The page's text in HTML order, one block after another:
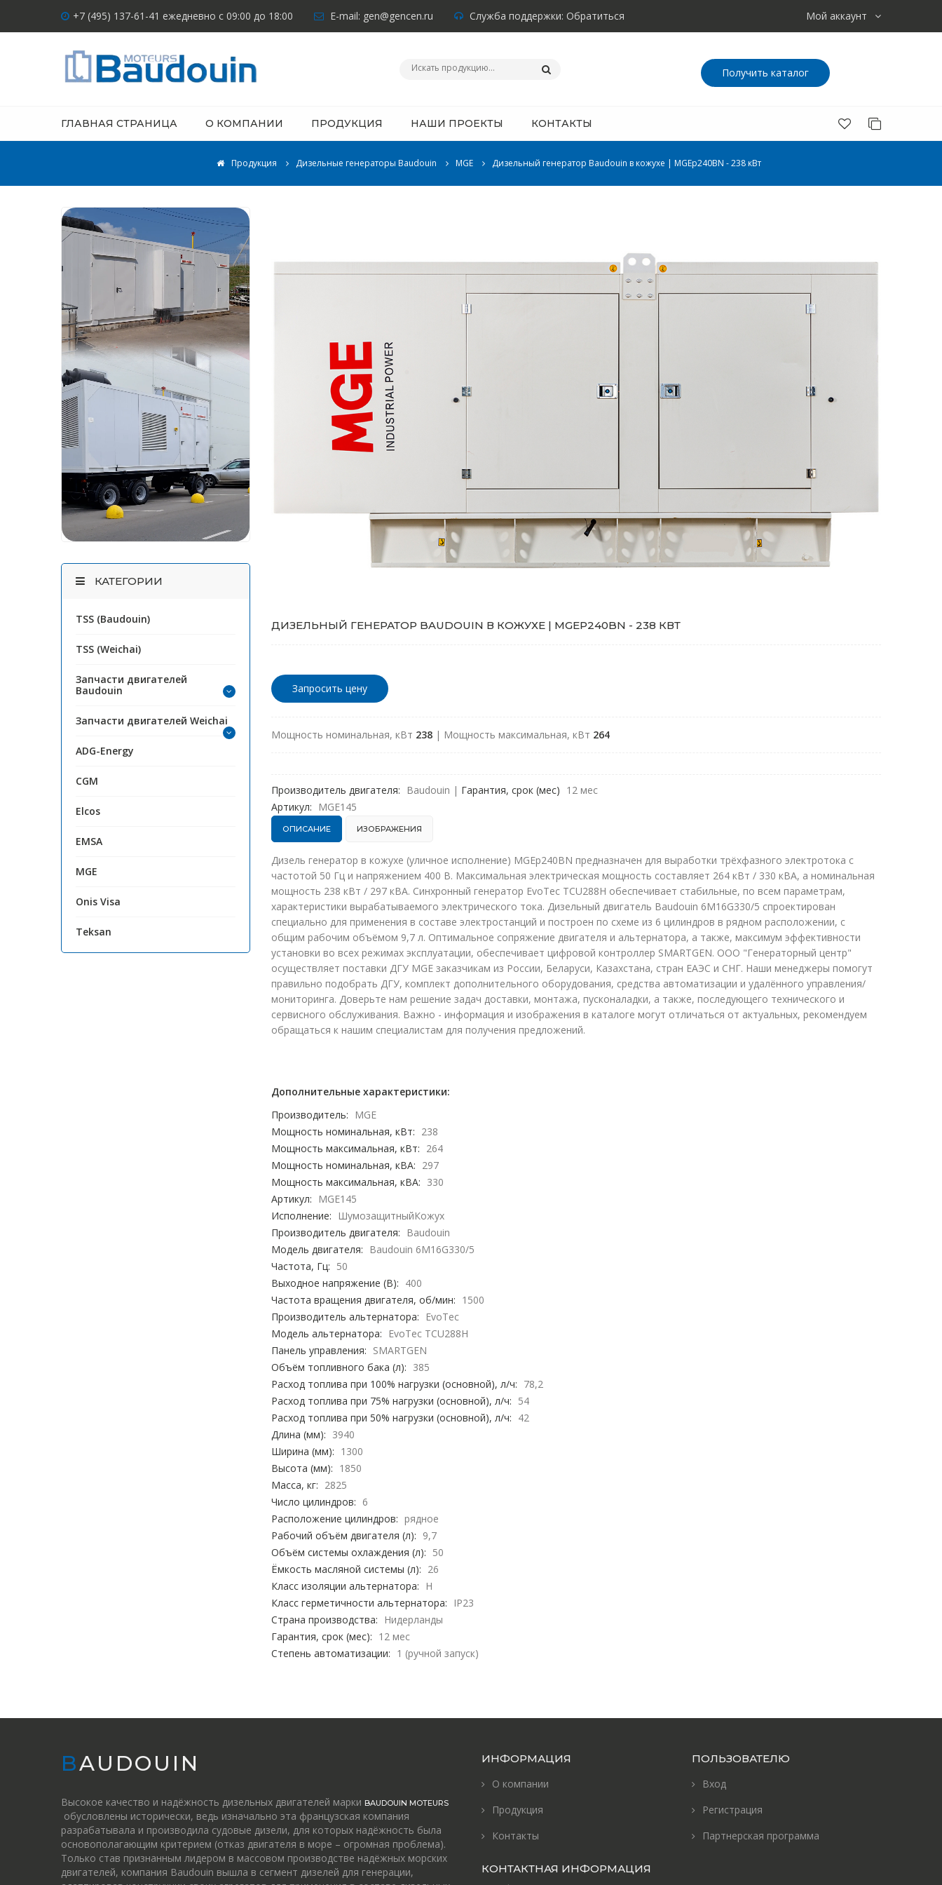
Мой аккаунт
+7 (495) 137-61-41 ежедневно с 09:00 до 18:00 E-mail: gen@gencen.ru Служба поддержки: Обратиться
Получить каталог
ГЛАВНАЯ СТРАНИЦА О КОМПАНИИ ПРОДУКЦИЯ НАШИ ПРОЕКТЫ КОНТАКТЫ
Продукция Дизельные генераторы Baudouin MGE Дизельный генератор Baudouin в кожухе | MGEp240BN - 238 кВт
ДИЗЕЛЬНЫЙ ГЕНЕРАТОР BAUDOUIN В КОЖУХЕ | MGEP240BN - 238 КВТ
Запросить цену
Мощность номинальная, кВт 238 | Мощность максимальная, кВт 264
Производитель двигателя: Baudouin | Гарантия, срок (мес) 12 мес
Артикул:
MGE145
ОПИСАНИЕ ИЗОБРАЖЕНИЯ
Дизель генератор в кожухе (уличное исполнение) MGEp240BN предназначен для выработки трёхфазного электротока с
частотой 50 Гц и напряжением 400 В. Максимальная электрическая мощность составляет 264 кВт / 330 кВА, а номинальная
мощность 238 кВт / 297 кВА. Синхронный генератор EvoTec TCU288H обеспечивает стабильные, по всем параметрам,
характеристики вырабатываемого электрического тока. Дизельный двигатель Baudouin 6M16G330/5 спроектирован
специально для применения в составе электростанций и построен по схеме из 6 цилиндров в рядном расположении, с
общим рабочим объёмом 9,7 л. Оптимальное сопряжение двигателя и альтернатора, а также, максимум эффективности
установки во всех режимах эксплуатации, обеспечивает цифровой контроллер SMARTGEN. ООО "Генераторный центр"
осуществляет поставки ДГУ MGE заказчикам из России, Беларуси, Казахстана, стран ЕАЭС и СНГ. Наши менеджеры помогут
правильно подобрать ДГУ, комплект дополнительного оборудования, средства автоматизации и удалённого управления/
мониторинга. Доверьте нам решение задач доставки, монтажа, пусконаладки, а также, последующего технического и
сервисного обслуживания. Важно - информация и изображения в каталоге могут отличаться от актуальных, рекомендуем
обращаться к нашим специалистам для получения предложений.
Дополнительные характеристики:
Производитель:
MGE
Мощность номинальная, кВт: 238
Мощность максимальная, кВт: 264
Мощность номинальная, кВА: 297
Мощность максимальная, кВА: 330
Артикул:
MGE145
Исполнение:
ШумозащитныйКожух
Производитель двигателя:
Baudouin
Модель двигателя:
Baudouin 6M16G330/5
Частота, Гц: 50
Выходное напряжение (В): 400
Частота вращения двигателя, об/мин: 1500
Производитель альтернатора:
EvoTec
Модель альтернатора:
EvoTec TCU288H
Панель управления: SMARTGEN
Объём топливного бака (л): 385
Расход топлива при 100% нагрузки (основной), л/ч: 78,2
Расход топлива при 75% нагрузки (основной), л/ч: 54
Расход топлива при 50% нагрузки (основной), л/ч: 42
Длина (мм): 3940
Ширина (мм): 1300
Высота (мм): 1850
Масса, кг: 2825
Число цилиндров: 6
Расположение цилиндров: рядное
Рабочий объём двигателя (л): 9,7
Объём системы охлаждения (л): 50
Ёмкость масляной системы (л): 26
Класс изоляции альтернатора:
H
Класс герметичности альтернатора:
IP23
Страна производства:
Нидерланды
Гарантия, срок (мес): 12 мес
Степень автоматизации: 1 (ручной запуск)
КАТЕГОРИИ
TSS (Baudouin)
TSS (Weichai)
Запчасти двигателей
Baudouin
Запчасти двигателей Weichai
ADG-Energy
CGM
Elcos
EMSA
MGE
Onis Visa
Teksan
BAUDOUIN
Высокое качество и надёжность дизельных двигателей марки BAUDOUIN MOTEURS
обусловлены исторически, ведь изначально эта французская компания
разрабатывала и производила судовые дизели, для которых надёжность была
основополагающим критерием (отказ двигателя в море – огромная проблема).
Только став признанным лидером в массовом производстве надёжных морских
двигателей, компания Baudouin вышла в сегмент дизелей для генерации,
ИНФОРМАЦИЯ
О компании
Продукция
Контакты
ПОЛЬЗОВАТЕЛЮ
Вход
Регистрация
Партнерская программа
КОНТАКТНАЯ ИНФОРМАЦИЯ